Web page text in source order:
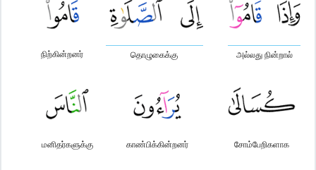
அல்லது நின்றால்
தொழுகைக்கு
நிற்கின்றனர்
சோம்பேறிகளாக
காண்பிக்கின்றனர்
மனிதர்களுக்கு